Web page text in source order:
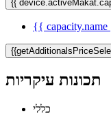
{{
{{
תכונות עיקריות
כללי